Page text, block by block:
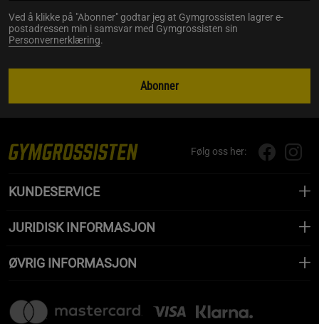
Ved å klikke på "Abonner" godtar jeg at Gymgrossisten lagrer e-
postadressen min i samsvar med Gymgrossisten sin
Personvernerklæring.
Abonner
Følg oss her:
KUNDESERVICE
JURIDISK INFORMASJON
ØVRIG INFORMASJON